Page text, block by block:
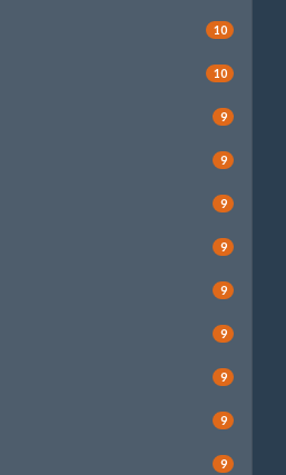
10
10
9
9
9
9
9
9
9
9
9